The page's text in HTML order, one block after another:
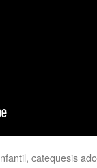
, catequesis